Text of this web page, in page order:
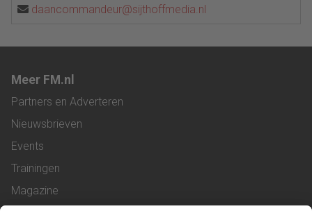
daancommandeur@sijthoffmedia.nl
Meer FM.nl
Partners en Adverteren
Nieuwsbrieven
Events
Trainingen
Magazine